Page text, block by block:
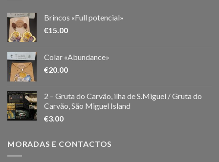
Brincos «Full potencial»
€15.00
Colar «Abundance»
€20.00
2 – Gruta do Carvão, ilha de S.Miguel / Gruta do
Carvão, São Miguel Island
€3.00
MORADAS E CONTACTOS